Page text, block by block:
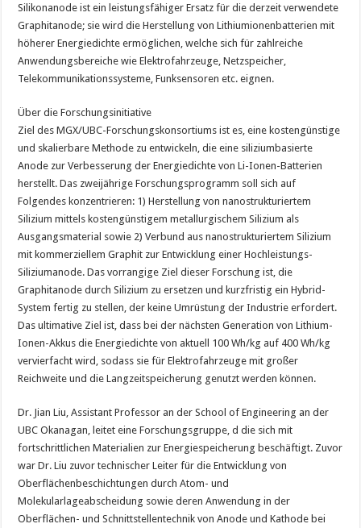
Silikonanode ist ein leistungsfähiger Ersatz für die derzeit verwendete
Graphitanode; sie wird die Herstellung von Lithiumionenbatterien mit
höherer Energiedichte ermöglichen, welche sich für zahlreiche
Anwendungsbereiche wie Elektrofahrzeuge, Netzspeicher,
Telekommunikationssysteme, Funksensoren etc. eignen.
Über die Forschungsinitiative
Ziel des MGX/UBC-Forschungskonsortiums ist es, eine kostengünstige
und skalierbare Methode zu entwickeln, die eine siliziumbasierte
Anode zur Verbesserung der Energiedichte von Li-Ionen-Batterien
herstellt. Das zweijährige Forschungsprogramm soll sich auf
Folgendes konzentrieren: 1) Herstellung von nanostrukturiertem
Silizium mittels kostengünstigem metallurgischem Silizium als
Ausgangsmaterial sowie 2) Verbund aus nanostrukturiertem Silizium
mit kommerziellem Graphit zur Entwicklung einer Hochleistungs-
Siliziumanode. Das vorrangige Ziel dieser Forschung ist, die
Graphitanode durch Silizium zu ersetzen und kurzfristig ein Hybrid-
System fertig zu stellen, der keine Umrüstung der Industrie erfordert.
Das ultimative Ziel ist, dass bei der nächsten Generation von Lithium-
Ionen-Akkus die Energiedichte von aktuell 100 Wh/kg auf 400 Wh/kg
vervierfacht wird, sodass sie für Elektrofahrzeuge mit großer
Reichweite und die Langzeitspeicherung genutzt werden können.
Dr. Jian Liu, Assistant Professor an der School of Engineering an der
UBC Okanagan, leitet eine Forschungsgruppe, d die sich mit
fortschrittlichen Materialien zur Energiespeicherung beschäftigt. Zuvor
war Dr. Liu zuvor technischer Leiter für die Entwicklung von
Oberflächenbeschichtungen durch Atom- und
Molekularlageabscheidung sowie deren Anwendung in der
Oberflächen- und Schnittstellentechnik von Anode und Kathode bei